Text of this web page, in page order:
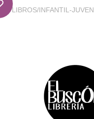
LIBROS/INFANTIL-